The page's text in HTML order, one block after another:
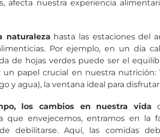
afecta nuestra experiencia
naturaleza hasta las estaciones del
Por ejemplo, en un día
de hojas verdes puede ser el
papel crucial en nuestra nutrición:
y agua), la ventana ideal para
los cambios en nuestra vida
que envejecemos, entramos en la
debilitarse. Aquí, las comidas